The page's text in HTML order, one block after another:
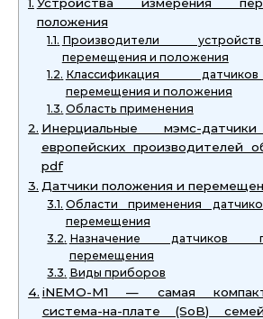
положения
Производители
перемещения и положения
Классификация
перемещения и положения
Область применения
Инерциальные мэмс-
европейских производителей
pdf
Датчики положения и
Области применения
перемещения
Назначение датчиков
перемещения
Виды приборов
iNEMO-M1 — самая
система-на-плате (SoB)